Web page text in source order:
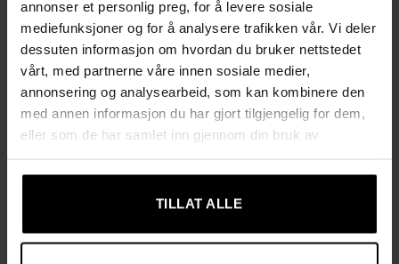
annonser et personlig preg, for å levere sosiale
mediefunksjoner og for å analysere trafikken vår. Vi deler
dessuten informasjon om hvordan du bruker nettstedet
vårt, med partnerne våre innen sosiale medier,
annonsering og analysearbeid, som kan kombinere den
med annen informasjon du har gjort tilgjengelig for dem,
eller som de har samlet inn gjennom din bruk av
TILLAT ALLE
Komfortabel som både sitteplass og fotskammel
Perfekt til stue, gang eller soverom
Tekniske data
✔ Materiale: Polyester, skum, MDF
✔ Vanntett: Ja
✔ Mål: 60 × 30 × 30 cm (L × B × H)